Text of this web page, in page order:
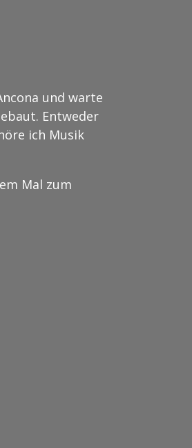
und warte
Entweder
ich Musik
Mal zum